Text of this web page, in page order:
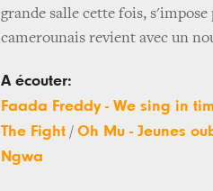
grande salle cette fois, s'impose
camerounais revient avec un
A écouter:
Faada Freddy - We sing in
The Fight / Oh Mu - Jeunes
Ngwa